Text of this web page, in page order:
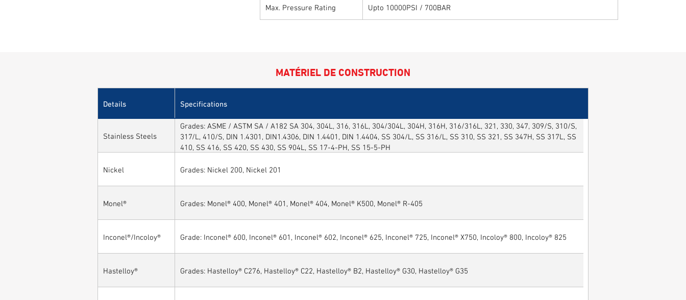
Max. Pressure Rating Upto 10000PSI / 700BAR
MATÉRIEL DE CONSTRUCTION
Details Specifications
Stainless Steels
Grades: ASME / ASTM SA / A182 SA 304, 304L, 316, 316L, 304/304L, 304H, 316H, 316/316L, 321, 330, 347, 309/S, 310/S,
317/L, 410/S, DIN 1.4301, DIN1.4306, DIN 1.4401, DIN 1.4404, SS 304/L, SS 316/L, SS 310, SS 321, SS 347H, SS 317L, SS
410, SS 416, SS 420, SS 430, SS 904L, SS 17-4-PH, SS 15-5-PH
Nickel
Grades: Nickel 200, Nickel 201
Monel® Grades: Monel® 400, Monel® 401, Monel® 404, Monel® K500, Monel® R-405
Inconel®/Incoloy® Grade: Inconel® 600, Inconel® 601, Inconel® 602, Inconel® 625, Inconel® 725, Inconel® X750, Incoloy® 800, Incoloy® 825
Hastelloy® Grades: Hastelloy® C276, Hastelloy® C22, Hastelloy® B2, Hastelloy® G30, Hastelloy® G35